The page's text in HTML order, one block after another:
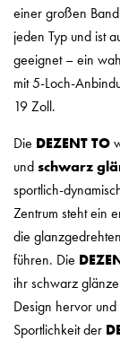
einer großen
jeden Typ und ist
geeignet – ein
mit 5-Loch-
19 Zoll.
Die DEZENTTO
undschwarz
sportlich-
Zentrum steht ein
die
führen. Die
ihr schwarz
Design hervor
Sportlichkeit der